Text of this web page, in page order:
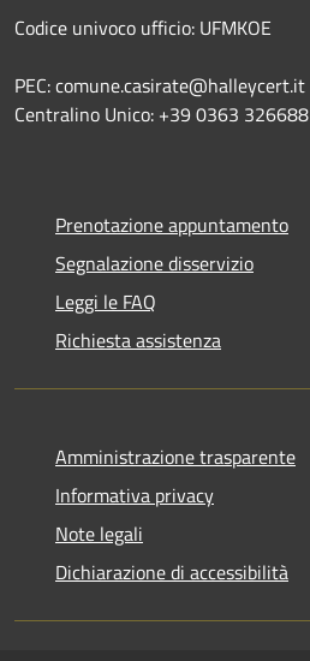
Codice univoco ufficio: UFMKOE
PEC: comune.casirate@halleycert.it
Centralino Unico: +39 0363 326688
Prenotazione appuntamento
Segnalazione disservizio
Leggi le FAQ
Richiesta assistenza
Amministrazione trasparente
Informativa privacy
Note legali
Dichiarazione di accessibilità